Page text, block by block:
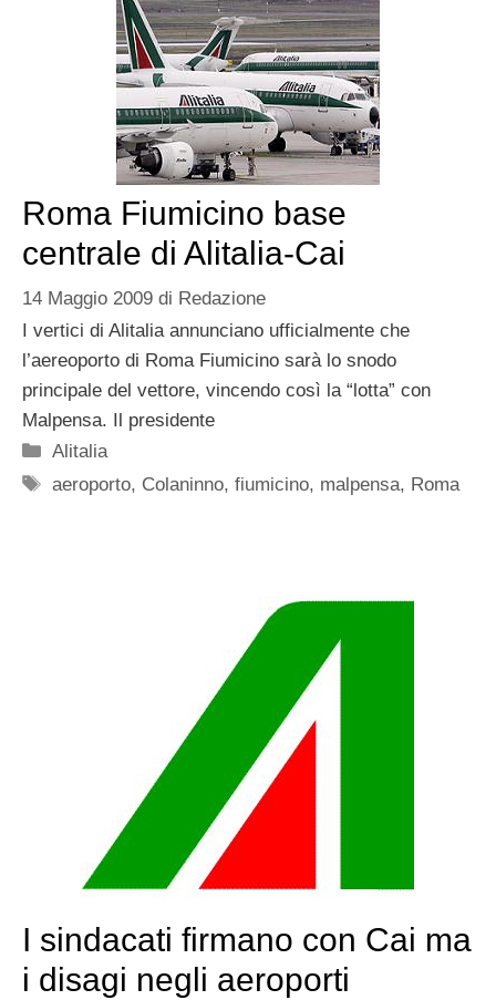
Roma Fiumicino base
centrale di Alitalia-Cai
14 Maggio 2009 di Redazione
I vertici di Alitalia annunciano ufficialmente che
l’aereoporto di Roma Fiumicino sarà lo snodo
principale del vettore, vincendo così la “lotta” con
Malpensa. Il presidente
Categorie
Alitalia
Tag
aeroporto, Colaninno,fiumicino, malpensa, Roma
I sindacati firmano con Cai ma
i disagi negli aeroporti